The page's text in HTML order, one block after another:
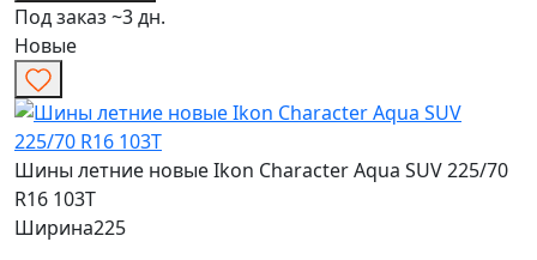
Под заказ ~3 дн.
Новые
Шины летние новые Ikon Character Aqua SUV 225/70
R16 103T
Ширина225